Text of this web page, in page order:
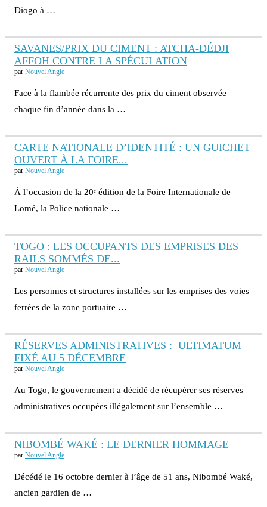
Diogo à …
SAVANES/PRIX DU CIMENT : ATCHA-DÉDJI
AFFOH CONTRE LA SPÉCULATION
par Nouvel Angle
Face à la flambée récurrente des prix du ciment observée
chaque fin d’année dans la …
CARTE NATIONALE D’IDENTITÉ : UN GUICHET
OUVERT À LA FOIRE...
par Nouvel Angle
À l’occasion de la 20ᵉ édition de la Foire Internationale de
Lomé, la Police nationale …
TOGO : LES OCCUPANTS DES EMPRISES DES
RAILS SOMMÉS DE...
par Nouvel Angle
Les personnes et structures installées sur les emprises des voies
ferrées de la zone portuaire …
RÉSERVES ADMINISTRATIVES : ULTIMATUM
FIXÉ AU 5 DÉCEMBRE
par Nouvel Angle
Au Togo, le gouvernement a décidé de récupérer ses réserves
administratives occupées illégalement sur l’ensemble …
NIBOMBÉ WAKÉ : LE DERNIER HOMMAGE
par Nouvel Angle
Décédé le 16 octobre dernier à l’âge de 51 ans, Nibombé Waké,
ancien gardien de …